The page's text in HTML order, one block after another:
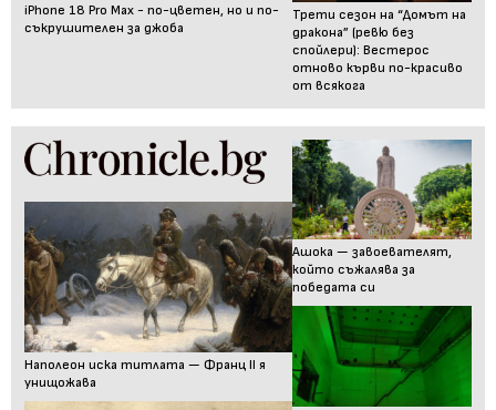
iPhone 18 Pro Max - по-цветен, но и по-
съкрушителен за джоба
Трети сезон на “Домът на
дракона” (ревю без
спойлери): Вестерос
отново кърви по-красиво
от всякога
Наполеон иска титлата — Франц II я
унищожава
Ашока — завоевателят,
който съжалява за
победата си